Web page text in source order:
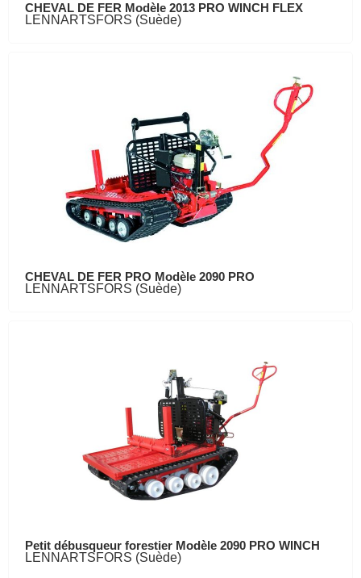
CHEVAL DE FER Modèle 2013 PRO WINCH FLEX
LENNARTSFORS (Suède)
CHEVAL DE FER PRO Modèle 2090 PRO
LENNARTSFORS (Suède)
Petit débusqueur forestier Modèle 2090 PRO WINCH
LENNARTSFORS (Suède)